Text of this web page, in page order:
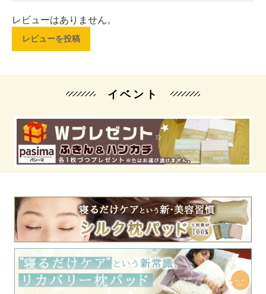
レビューはありません。
レビューを投稿
イベント